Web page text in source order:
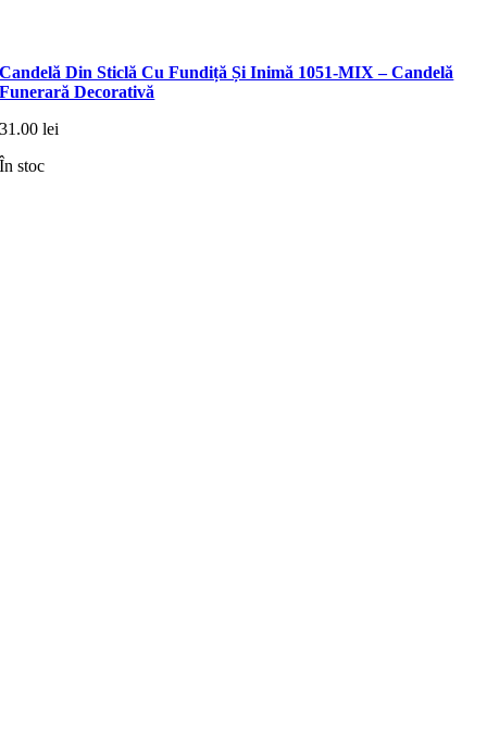
Candelă Din Sticlă Cu Fundiță Și Inimă 1051-MIX – Candelă
Funerară Decorativă
31.00lei
În stoc